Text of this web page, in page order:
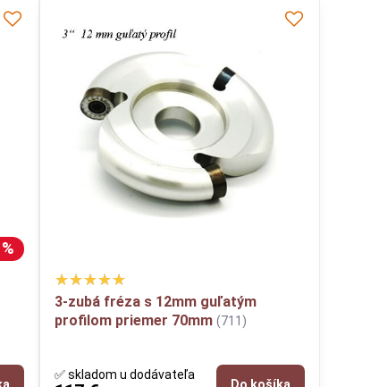
3-zubá fréza s 12mm guľatým
profilom priemer 70mm (711)
✅ skladom u dodávateľa
Do košíka